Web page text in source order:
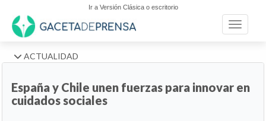
Ir a Versión Clásica o escritorio
Toggle
ACTUALIDAD
España y Chile unen fuerzas para innovar en
cuidados sociales